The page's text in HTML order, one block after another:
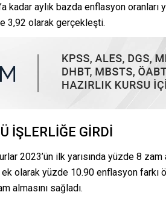
kadar aylık bazda enflasyon
3,92 olarak gerçekleşti.
İŞLERLİĞE GİRDİ
2023’ün ilk yarısında yüzde 8
ek olarak yüzde 10.90 enflasyon farkı
almasını sağladı.